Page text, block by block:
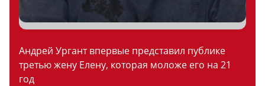
Андрей Ургант впервые представил публике
третью жену Елену, которая моложе его на 21
год